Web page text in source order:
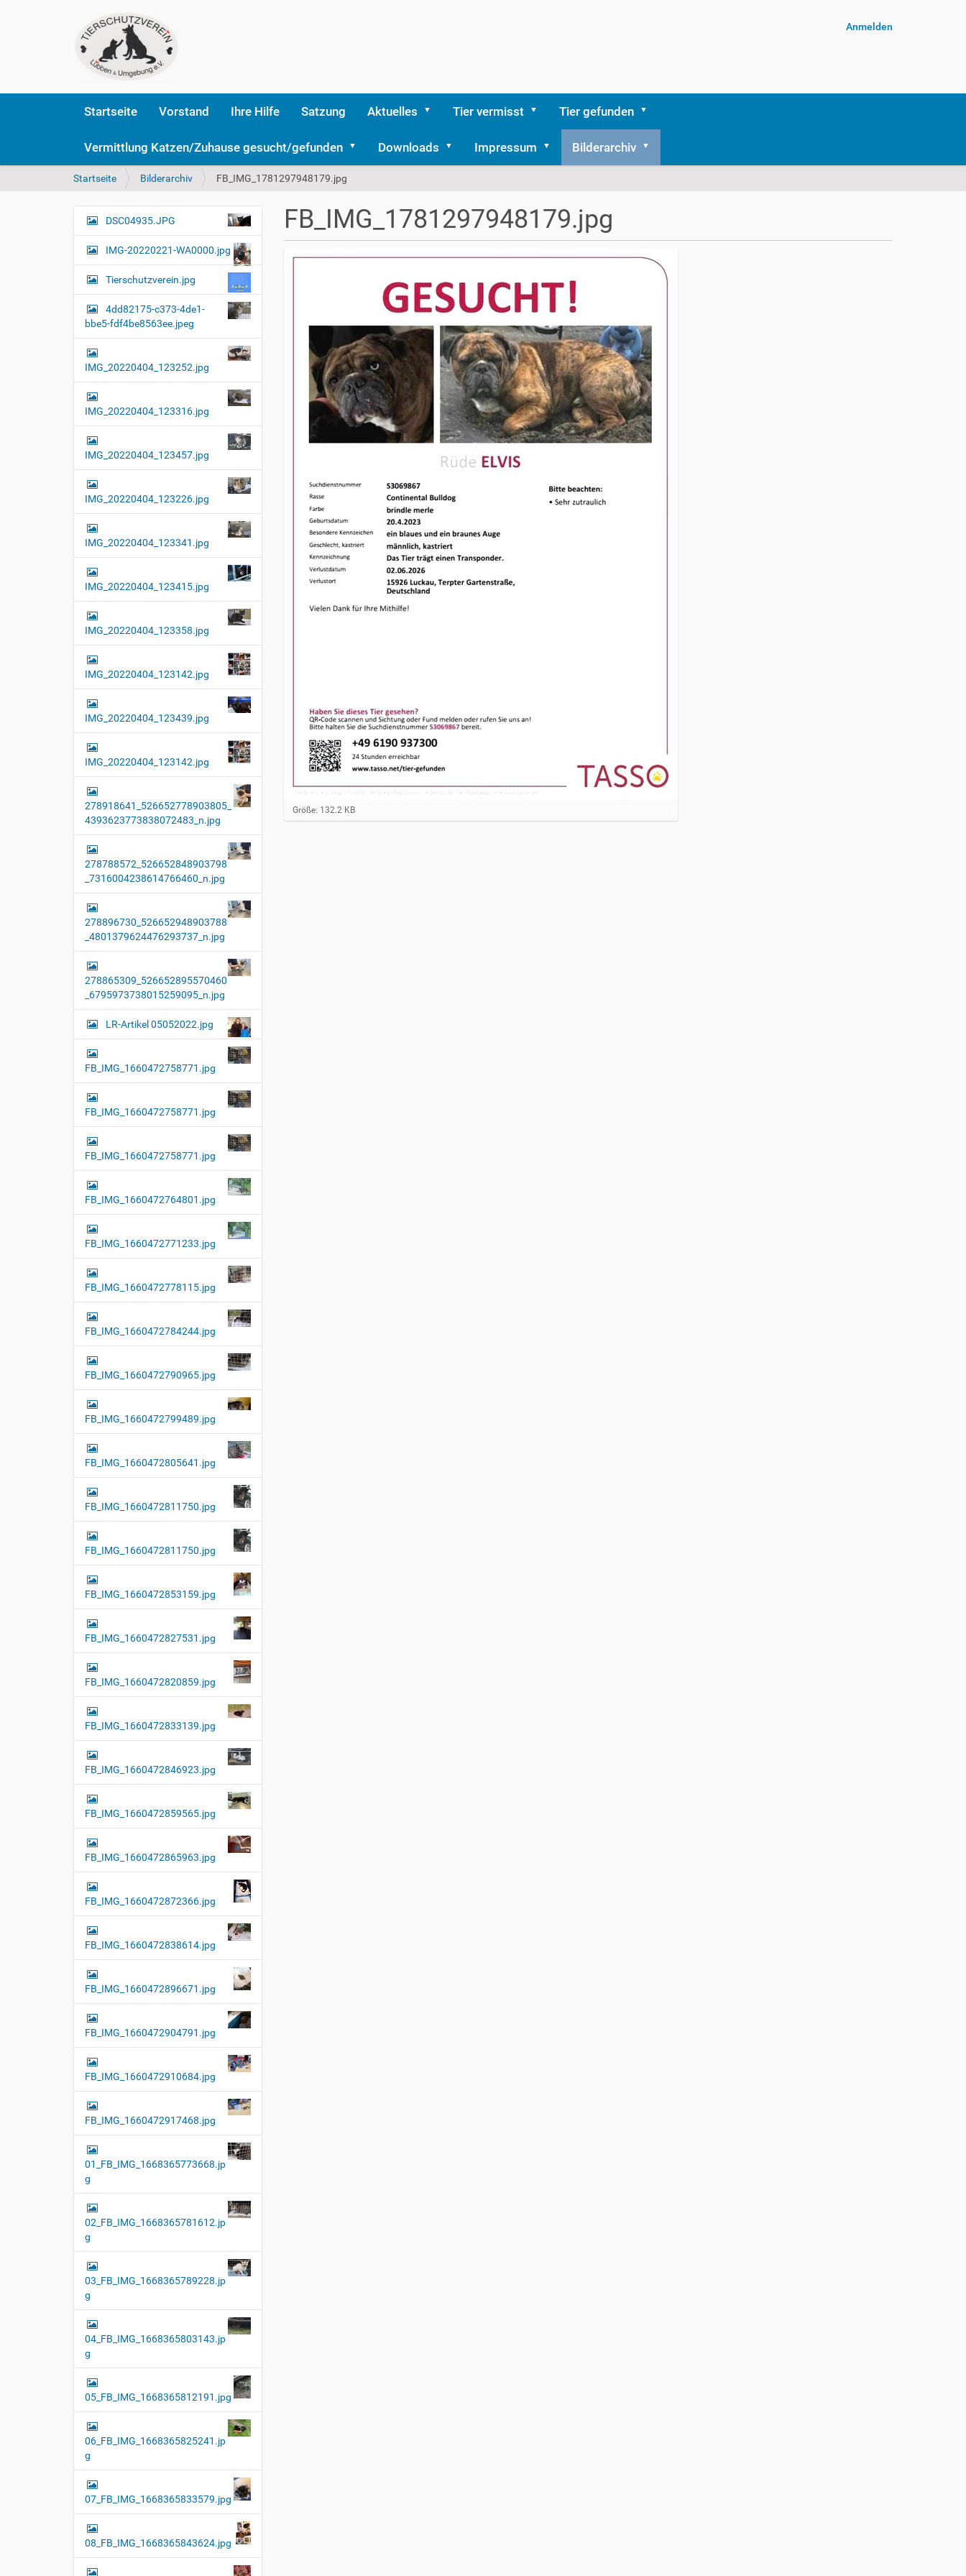
Anmelden
Startseite Vorstand Ihre Hilfe Satzung Aktuelles Tier vermisst Tier gefunden
Vermittlung Katzen/Zuhause gesucht/gefunden Downloads Impressum Bilderarchiv
S
e
i
d
i
Startseite Bilderarchiv FB_IMG_1781297948179.jpg
FB_IMG_1781297948179.jpg
Z
e
Größe: 132.2 KB
N
i
g
a
t
i
o
n
DSC04935.JPG
IMG-20220221-WA0000.jpg
Tierschutzverein.jpg
4dd82175-c373-4de1-
bbe5-fdf4be8563ee.jpeg
IMG_20220404_123252.jpg
IMG_20220404_123316.jpg
IMG_20220404_123457.jpg
IMG_20220404_123226.jpg
IMG_20220404_123341.jpg
IMG_20220404_123415.jpg
IMG_20220404_123358.jpg
IMG_20220404_123142.jpg
IMG_20220404_123439.jpg
IMG_20220404_123142.jpg
278918641_526652778903805_
4393623773838072483_n.jpg
278788572_526652848903798
_7316004238614766460_n.jpg
278896730_526652948903788
_4801379624476293737_n.jpg
278865309_526652895570460
_6795973738015259095_n.jpg
LR-Artikel 05052022.jpg
FB_IMG_1660472758771.jpg
FB_IMG_1660472758771.jpg
FB_IMG_1660472758771.jpg
FB_IMG_1660472764801.jpg
FB_IMG_1660472771233.jpg
FB_IMG_1660472778115.jpg
FB_IMG_1660472784244.jpg
FB_IMG_1660472790965.jpg
FB_IMG_1660472799489.jpg
FB_IMG_1660472805641.jpg
FB_IMG_1660472811750.jpg
FB_IMG_1660472811750.jpg
FB_IMG_1660472853159.jpg
FB_IMG_1660472827531.jpg
FB_IMG_1660472820859.jpg
FB_IMG_1660472833139.jpg
FB_IMG_1660472846923.jpg
FB_IMG_1660472859565.jpg
FB_IMG_1660472865963.jpg
FB_IMG_1660472872366.jpg
FB_IMG_1660472838614.jpg
FB_IMG_1660472896671.jpg
FB_IMG_1660472904791.jpg
FB_IMG_1660472910684.jpg
FB_IMG_1660472917468.jpg
01_FB_IMG_1668365773668.jp
g
02_FB_IMG_1668365781612.jp
g
03_FB_IMG_1668365789228.jp
g
04_FB_IMG_1668365803143.jp
g
05_FB_IMG_1668365812191.jpg
06_FB_IMG_1668365825241.jp
g
07_FB_IMG_1668365833579.jpg
08_FB_IMG_1668365843624.jpg